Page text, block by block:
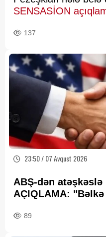
SENSASİON
137
23:50 / 07 Avqust 2026
ABŞ-dən atəşkəslə
AÇIQLAMA:
89